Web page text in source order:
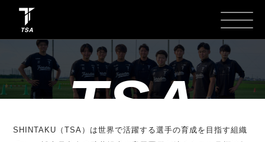
TSA
SHINTAKU（TSA）は世界で活躍する選手の育成を目指す組織